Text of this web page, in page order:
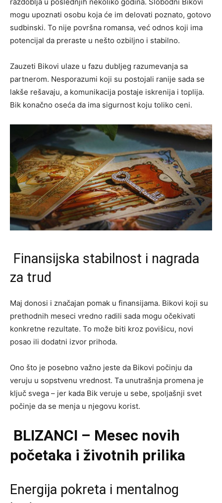
razdoblja u poslednjih nekoliko godina. Slobodni Bikovi
mogu upoznati osobu koja će im delovati poznato, gotovo
sudbinski. To nije površna romansa, već odnos koji ima
potencijal da preraste u nešto ozbiljno i stabilno.
Zauzeti Bikovi ulaze u fazu dubljeg razumevanja sa
partnerom. Nesporazumi koji su postojali ranije sada se
lakše rešavaju, a komunikacija postaje iskrenija i toplija.
Bik konačno oseća da ima sigurnost koju toliko ceni.
Finansijska stabilnost i nagrada
za trud
Maj donosi i značajan pomak u finansijama. Bikovi koji su
prethodnih meseci vredno radili sada mogu očekivati
konkretne rezultate. To može biti kroz povišicu, novi
posao ili dodatni izvor prihoda.
Ono što je posebno važno jeste da Bikovi počinju da
veruju u sopstvenu vrednost. Ta unutrašnja promena je
ključ svega – jer kada Bik veruje u sebe, spoljašnji svet
počinje da se menja u njegovu korist.
BLIZANCI – Mesec novih
početaka i životnih prilika
Energija pokreta i mentalnog